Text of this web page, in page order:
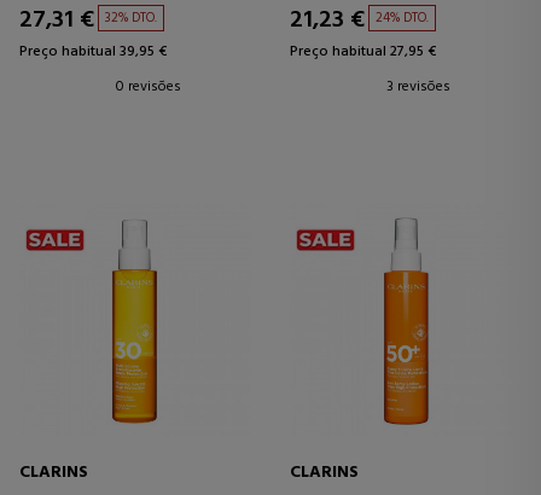
27,31 € 32% DTO.
Preço habitual 39,95 €
0 revisões
21,23 € 24% DTO.
Preço habitual 27,95 €
3 revisões
CLARINS
CLARINS